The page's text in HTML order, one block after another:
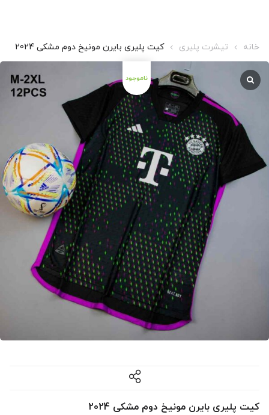
خانه تیشرت پلیری کیت پلیری بایرن مونیخ دوم مشکی 2024
کیت پلیری بایرن مونیخ دوم مشکی 2024